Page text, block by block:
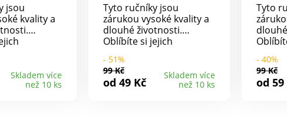
jsou
kvality a
ze 100%
lze při
i
Skladem více
než 10 ks
Tyto ručníky jsou
zárukou vysoké kvality a
dlouhé životnosti.
Oblíbíte si jejich
jemnost. Jsou ze 100%
bavlny, a proto lze při
jejich praní použít i
- 51%
99 Kč
od 49 Kč
Skladem více
než 10 ks
Tyto
jejich
- 40%
99 Kč
od 59